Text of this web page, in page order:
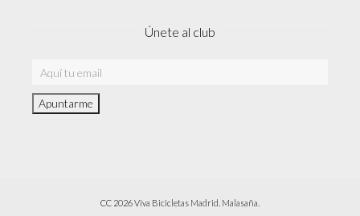
Únete al club
CC 2026 Viva Bicicletas Madrid. Malasaña.